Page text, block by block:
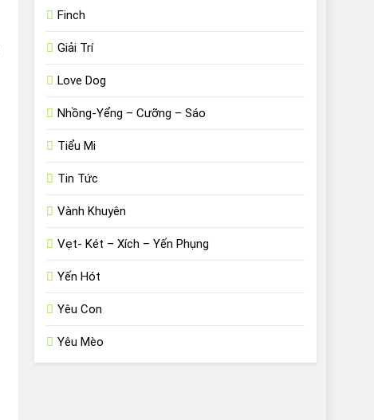
Finch
Giải Trí
Love Dog
Nhồng-Yểng – Cưỡng – Sáo
Tiểu Mi
Tin Tức
Vành Khuyên
Vẹt- Két – Xích – Yến Phụng
Yến Hót
Yêu Con
Yêu Mèo